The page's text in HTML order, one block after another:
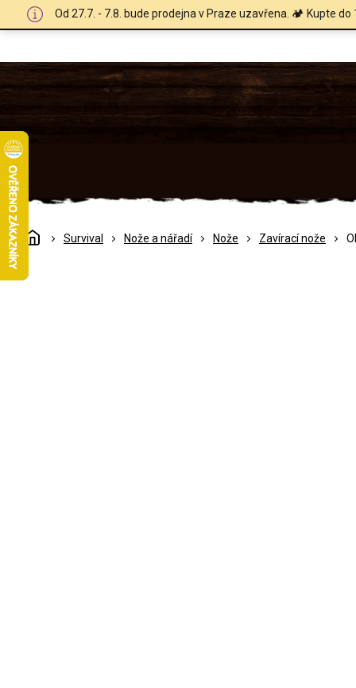
Od 27.7. - 7.8. bude prodejna v Praze uzavřena. 🏕️ Kupte
DomůSurvival Nože a nářadí Nože Zavírací nože